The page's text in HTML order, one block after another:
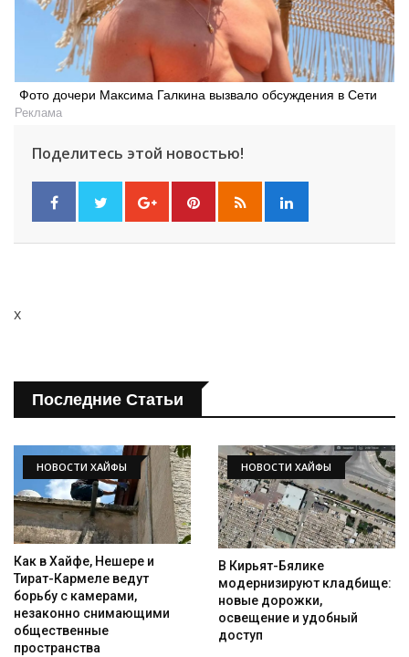
Фото дочери Максима Галкина вызвало обсуждения в Сети
Реклама
Поделитесь этой новостью!
x
Последние Статьи
НОВОСТИ ХАЙФЫ
Как в Хайфе, Нешере и
Тират-Кармеле ведут
борьбу с камерами,
незаконно снимающими
общественные
пространства
НОВОСТИ ХАЙФЫ
В Кирьят-Бялике
модернизируют кладбище:
новые дорожки,
освещение и удобный
доступ